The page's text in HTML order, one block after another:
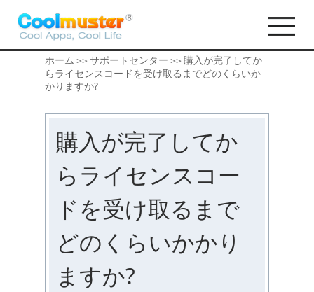
ホーム >> サポートセンター >> 購入が完了してか
らライセンスコードを受け取るまでどのくらいか
かりますか?
購入が完了してか
らライセンスコー
ドを受け取るまで
どのくらいかかり
ますか?